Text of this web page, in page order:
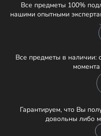
Все предметы 100%
нашими опытными
Все предметы в наличии:
Гарантируем, что Вы
довольны либо